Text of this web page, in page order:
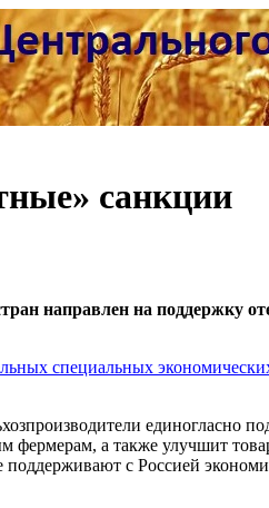
санкции
направлен на поддержку
специальных
единогласно
фермерам, а также улучшит
с Россией